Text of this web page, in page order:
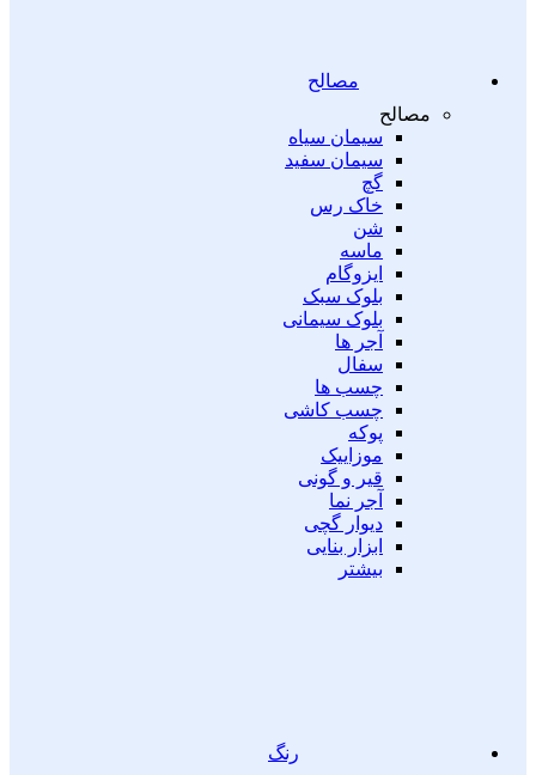
مصالح
مصالح
سیمان سیاه
سیمان سفید
گچ
خاک رس
شن
ماسه
ایزوگام
بلوک سبک
بلوک سیمانی
آجر ها
سفال
چسب ها
چسب کاشی
پوکه
موزاییک
قیر و گونی
آجر نما
دیوار گچی
ابزار بنایی
بیشتر
رنگ